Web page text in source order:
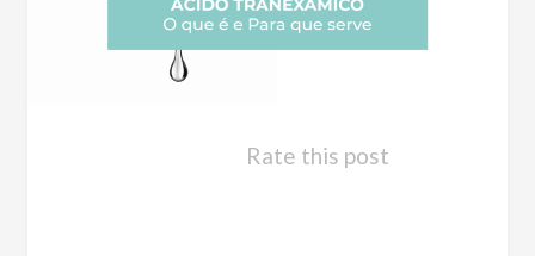
Rate this post